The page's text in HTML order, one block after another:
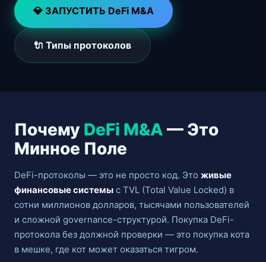
💎 ЗАПУСТИТЬ DeFi M&A
🔌 Типы протоколов
Почему DeFi M&A — Это
Минное Поле
DeFi-протоколы — это не просто код. Это живые
финансовые системы с TVL (Total Value Locked) в
сотни миллионов долларов, тысячами пользователей
и сложной governance-структурой. Покупка DeFi-
протокола без должной проверки — это покупка кота
в мешке, где кот может оказаться тигром.